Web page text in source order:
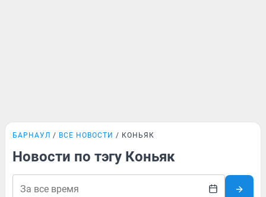
БАРНАУЛ ВСЕ НОВОСТИ КОНЬЯК
Новости по тэгу Коньяк